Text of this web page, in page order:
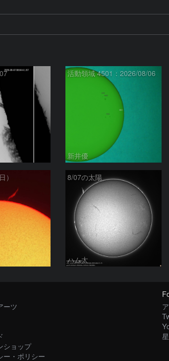
活動領域 4501：2026/08/06
新井優
） 8/07の太陽
ハム太
ーツ
ショップ
ー・ポリシー